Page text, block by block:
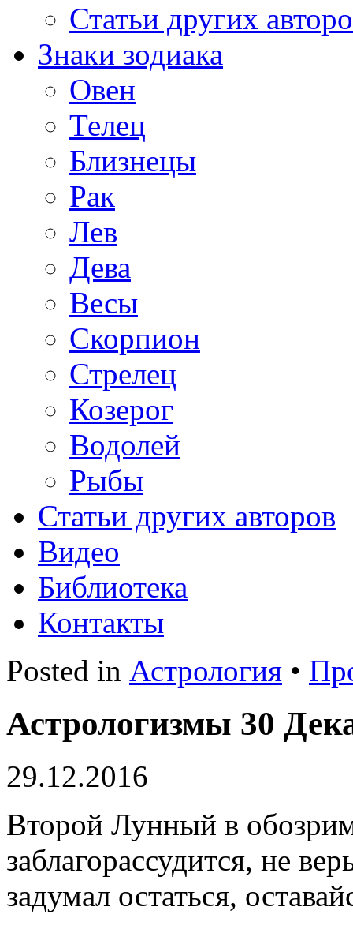
Статьи других
Знаки зодиака
Овен
Телец
Близнецы
Рак
Лев
Дева
Весы
Скорпион
Стрелец
Козерог
Водолей
Рыбы
Статьи других авторов
Видео
Библиотека
Контакты
Posted in Астрология •
Астрологизмы 30
29.12.2016
Второй Лунный в
заблагорассудится, не
задумал остаться,